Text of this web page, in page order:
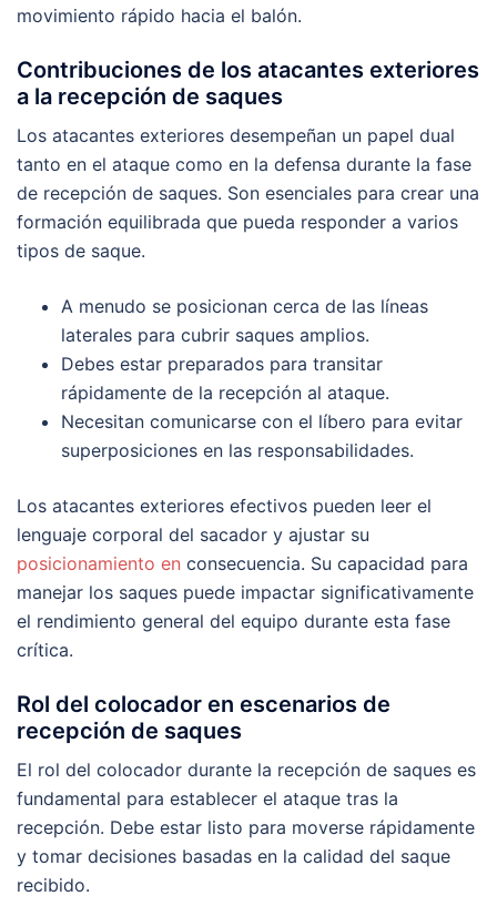
movimiento rápido hacia el balón.
Contribuciones de los atacantes exteriores
a la recepción de saques
Los atacantes exteriores desempeñan un papel dual
tanto en el ataque como en la defensa durante la fase
de recepción de saques. Son esenciales para crear una
formación equilibrada que pueda responder a varios
tipos de saque.
A menudo se posicionan cerca de las líneas
laterales para cubrir saques amplios.
Debes estar preparados para transitar
rápidamente de la recepción al ataque.
Necesitan comunicarse con el líbero para evitar
superposiciones en las responsabilidades.
Los atacantes exteriores efectivos pueden leer el
lenguaje corporal del sacador y ajustar su
posicionamiento en consecuencia. Su capacidad para
manejar los saques puede impactar significativamente
el rendimiento general del equipo durante esta fase
crítica.
Rol del colocador en escenarios de
recepción de saques
El rol del colocador durante la recepción de saques es
fundamental para establecer el ataque tras la
recepción. Debe estar listo para moverse rápidamente
y tomar decisiones basadas en la calidad del saque
recibido.